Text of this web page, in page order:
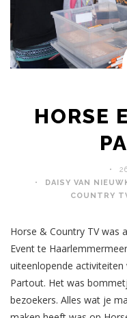
HORSE
DAISY VAN
COUNTRY
Horse & Country TV was
Event te
uiteenlopende
Partout. Het was
bezoekers. Alles wat je